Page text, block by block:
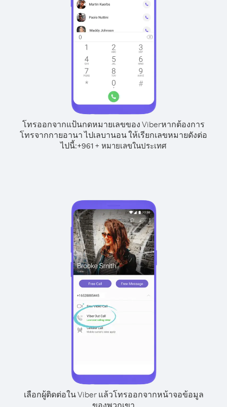
โทรออกจากแป้นกดหมายเลขของ Viberหากต้องการ
โทรจากกายอานา ไปเลบานอน ให้เรียกเลขหมายดังต่อ
ไปนี้:+961 + หมายเลขในประเทศ
เลือกผู้ติดต่อใน Viber แล้วโทรออกจากหน้าจอข้อมูล
ของพวกเขา